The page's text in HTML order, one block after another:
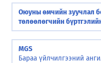
Оюуны өмчийн зуучлал
төлөөлөгчийн
MGS
Бараа үйлчилгээний